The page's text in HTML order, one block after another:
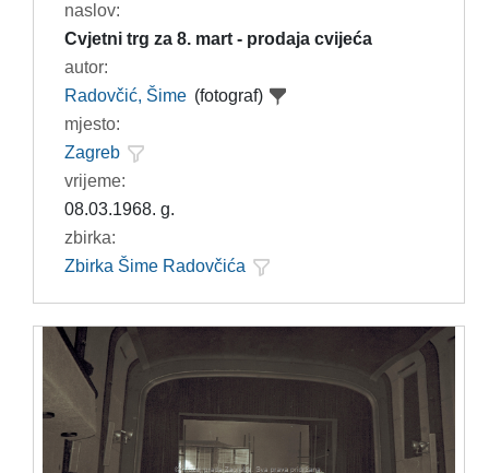
naslov:
Cvjetni trg za 8. mart - prodaja cvijeća
autor:
Radovčić, Šime (fotograf)
mjesto:
Zagreb
vrijeme:
08.03.1968. g.
zbirka:
Zbirka Šime Radovčića